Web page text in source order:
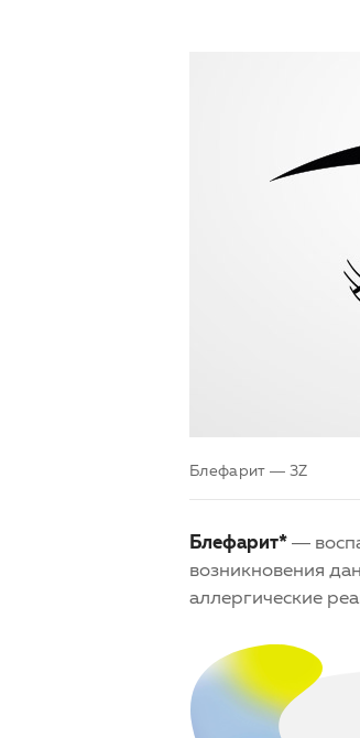
Блефарит — 3Z
Блефарит*­—
возникновения
аллергические